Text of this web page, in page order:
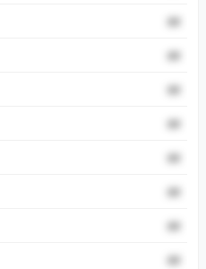
##
##
##
##
##
##
##
##